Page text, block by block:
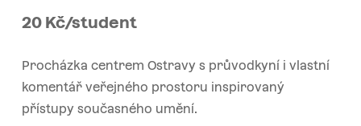
20 Kč/student
Procházka centrem Ostravy s průvodkyní i vlastní
komentář veřejného prostoru inspirovaný
přístupy současného umění.